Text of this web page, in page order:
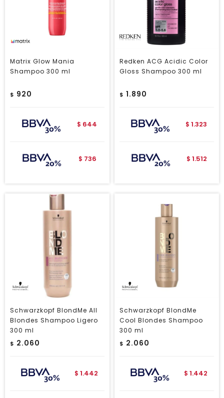
Matrix Glow Mania
Shampoo 300 ml
$ 920
$ 644
$ 736
Redken ACG Acidic Color
Gloss Shampoo 300 ml
$ 1.890
$ 1.323
$ 1.512
Schwarzkopf BlondMe All
Blondes Shampoo Ligero
300 ml
$ 2.060
$ 1.442
Schwarzkopf BlondMe
Cool Blondes Shampoo
300 ml
$ 2.060
$ 1.442